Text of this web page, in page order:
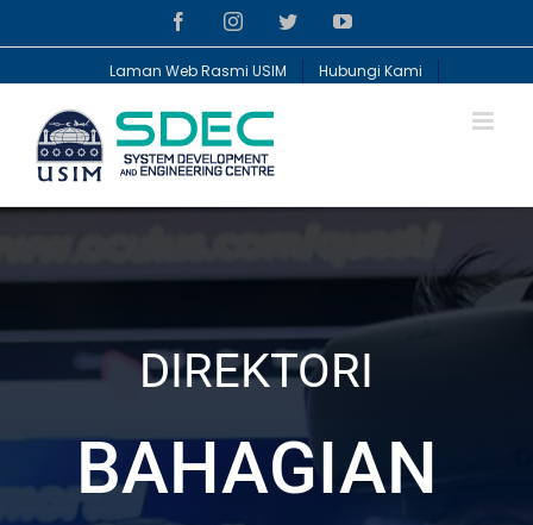
FacebookInstagramTwitterYouTube
Laman Web Rasmi USIM Hubungi Kami
DIREKTORI
BAHAGIAN